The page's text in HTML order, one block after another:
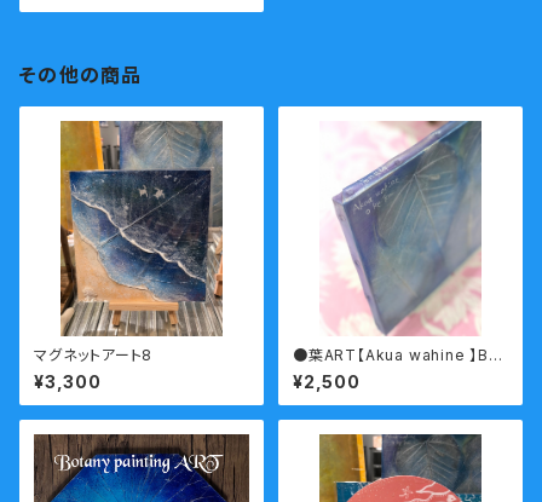
その他の商品
マグネットアート8
¥3,300
●葉ART【Akua wahine 】Bot
any painting
¥2,500